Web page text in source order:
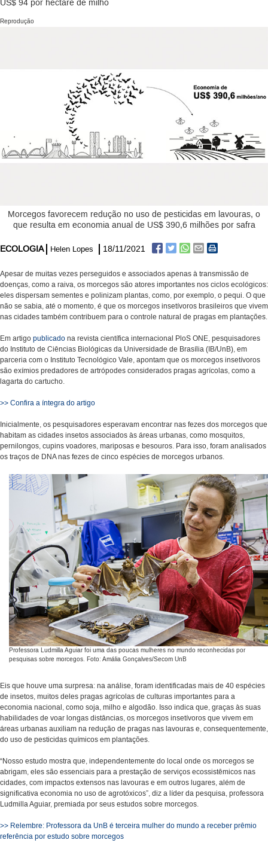
US$ 94 por hectare de milho
Reprodução
Morcegos favorecem redução no uso de pesticidas em lavouras, o
que resulta em economia anual de US$ 390,6 milhões por safra
ECOLOGIA Helen Lopes 18/11/2021
Apesar de muitas vezes perseguidos e associados apenas à transmissão de
doenças, como a raiva, os morcegos são atores importantes nos ciclos ecológicos:
eles dispersam sementes e polinizam plantas, como, por exemplo, o pequi. O que
não se sabia, até o momento, é que os morcegos insetívoros brasileiros que vivem
nas cidades também contribuem para o controle natural de pragas em plantações.
Em artigo publicado na revista científica internacional PloS ONE, pesquisadores
do Instituto de Ciências Biológicas da Universidade de Brasília (IB/UnB), em
parceria com o Instituto Tecnológico Vale, apontam que os morcegos insetívoros
são exímios predadores de artrópodes considerados pragas agrícolas, como a
lagarta do cartucho.
>> Confira a íntegra do artigo
Inicialmente, os pesquisadores esperavam encontrar nas fezes dos morcegos que
habitam as cidades insetos associados às áreas urbanas, como mosquitos,
pernilongos, cupins voadores, mariposas e besouros. Para isso, foram analisados
os traços de DNA nas fezes de cinco espécies de morcegos urbanos.
Professora Ludmilla Aguiar foi uma das poucas mulheres no mundo reconhecidas por
pesquisas sobre morcegos. Foto: Amália Gonçalves/Secom UnB
Eis que houve uma surpresa: na análise, foram identificadas mais de 40 espécies
de insetos, muitos deles pragas agrícolas de culturas importantes para a
economia nacional, como soja, milho e algodão. Isso indica que, graças às suas
habilidades de voar longas distâncias, os morcegos insetívoros que vivem em
áreas urbanas auxiliam na redução de pragas nas lavouras e, consequentemente,
do uso de pesticidas químicos em plantações.
“Nosso estudo mostra que, independentemente do local onde os morcegos se
abrigam, eles são essenciais para a prestação de serviços ecossistêmicos nas
cidades, com impactos extensos nas lavouras e em outros lugares, além de
significativa economia no uso de agrotóxicos”, diz a líder da pesquisa, professora
Ludmilla Aguiar, premiada por seus estudos sobre morcegos.
>> Relembre: Professora da UnB é terceira mulher do mundo a receber prêmio
referência por estudo sobre morcegos